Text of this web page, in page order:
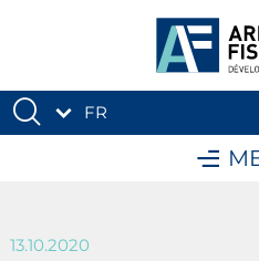
FR
13.10.2020